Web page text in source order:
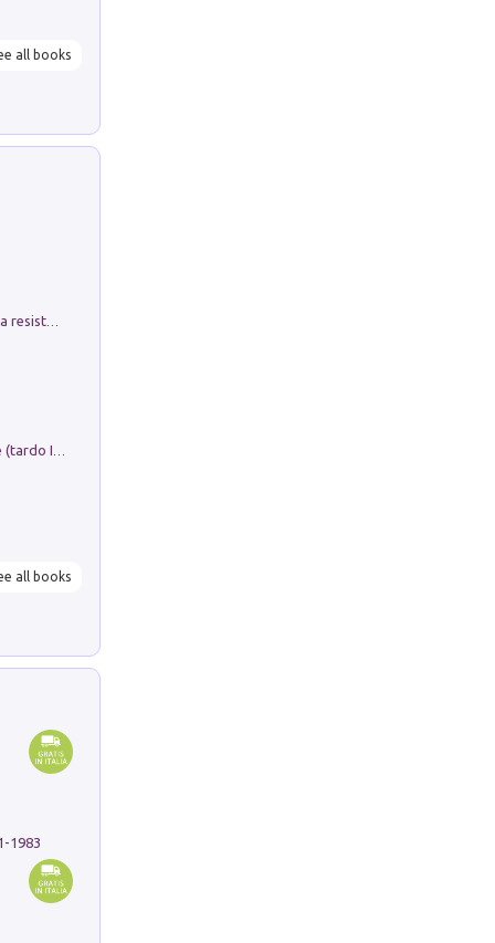
all books
all books
1983